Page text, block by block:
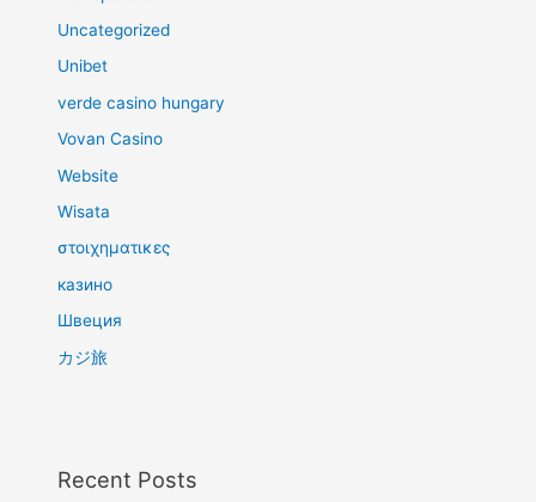
Uncategorized
Unibet
verde casino hungary
Vovan Casino
Website
Wisata
στοιχηματικες
казино
Швеция
カジ旅
Recent Posts